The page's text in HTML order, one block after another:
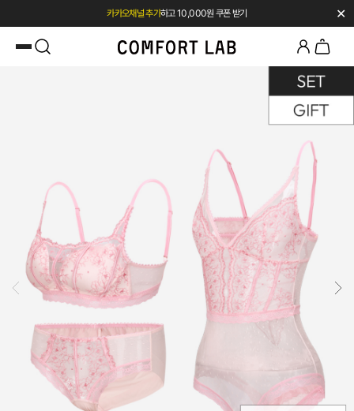
카카오채널 추가하고 10,000원 쿠폰 받기
첫 구매 시 베스트셀러 50% 즉시 할인
✕